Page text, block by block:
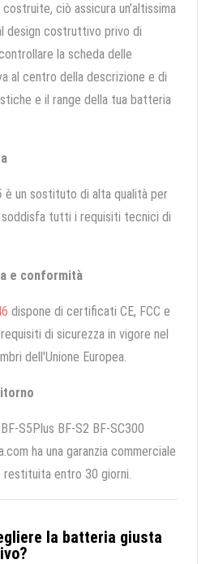
ciò assicura un’altissima
design costruttivo privo di
la scheda delle
al centro della descrizione e di
e il range della tua batteria
è un sostituto di alta qualità per
soddisfa tutti i requisiti tecnici di
e conformità
dispone di certificati CE, FCC e
di sicurezza in vigore nel
dell'Unione Europea.
S5Plus BF-S2 BF-SC300
ha una garanzia commerciale
restituita entro 30 giorni.
la batteria giusta